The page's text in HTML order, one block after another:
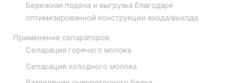
Бережная подача и выгрузка благодаря
оптимизированной конструкции входа/выхода.
Применение сепараторов
Сепарация горячего молока
Сепарация холодного молока